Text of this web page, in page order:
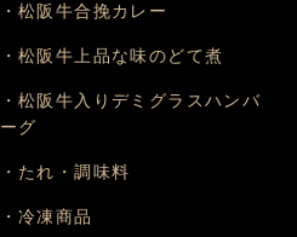
・松阪牛合挽カレー
・松阪牛上品な味のどて煮
・松阪牛入りデミグラスハンバ
ーグ
・たれ・調味料
・冷凍商品